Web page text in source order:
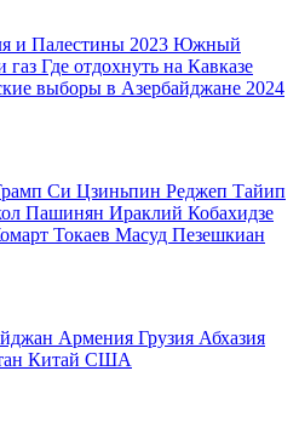
и Палестины 2023 Южный
газ Где отдохнуть на Кавказе
выборы в Азербайджане 2024
Си Цзиньпин Реджеп Тайип
Пашинян Ираклий Кобахидзе
Токаев Масуд Пезешкиан
Армения Грузия Абхазия
Китай США